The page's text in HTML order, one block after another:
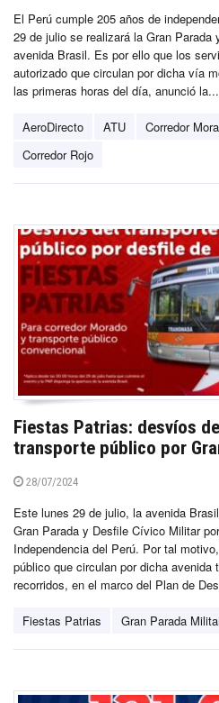
El Perú cumple 205 años de
29 de julio se realizará la Gran
avenida Brasil. Es por ello que los
autorizado que circulan por dicha vía
las primeras horas del día, anunció la...
AeroDirecto ATU
Corredor
Corredor Rojo
Fiestas Patrias: desvíos
transporte público por
28/07/2024
Este lunes 29 de julio, la avenida
Gran Parada y Desfile Cívico Militar
Independencia del Perú. Por tal
público que circulan por dicha avenida
recorridos, en el marco del Plan de
Fiestas Patrias Gran Parada